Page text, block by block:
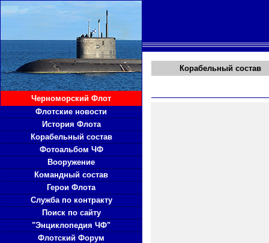
Черноморский Флот
Флотские новости
История Флота
Корабельный состав
Фотоальбом ЧФ
Вооружение
Командный состав
Герои Флота
Служба по контракту
Поиск по сайту
"Энциклопедия ЧФ"
Флотский Форум
Корабельный состав